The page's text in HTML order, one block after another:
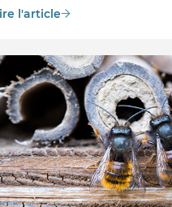
l'article